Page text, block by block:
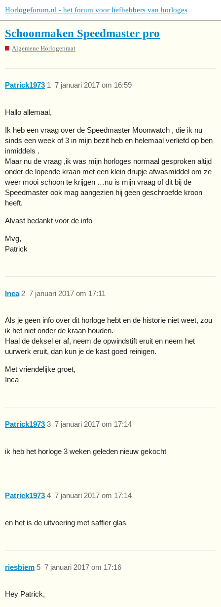
Horlogeforum.nl - het forum voor liefhebbers van horloges
Schoonmaken Speedmaster pro
Algemene Horlogepraat
Patrick1973 7 januari 2017 om 16:59
1
Hallo allemaal,
Ik heb een vraag over de Speedmaster Moonwatch , die ik nu
sinds een week of 3 in mijn bezit heb en helemaal verliefd op ben
inmiddels .
Maar nu de vraag ,ik was mijn horloges normaal gesproken altijd
onder de lopende kraan met een klein drupje afwasmiddel om ze
weer mooi schoon te krijgen …nu is mijn vraag of dit bij de
Speedmaster ook mag aangezien hij geen geschroefde kroon
heeft.
Alvast bedankt voor de info
Mvg,
Patrick
Inca 7 januari 2017 om 17:11
2
Als je geen info over dit horloge hebt en de historie niet weet, zou
ik het niet onder de kraan houden.
Haal de deksel er af, neem de opwindstift eruit en neem het
uurwerk eruit, dan kun je de kast goed reinigen.
Met vriendelijke groet,
Inca
Patrick1973 7 januari 2017 om 17:14
3
ik heb het horloge 3 weken geleden nieuw gekocht
Patrick1973 7 januari 2017 om 17:14
4
en het is de uitvoering met saffier glas
riesbiem 7 januari 2017 om 17:16
5
Hey Patrick,